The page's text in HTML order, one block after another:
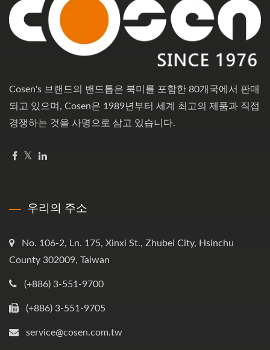
Cosen's 브랜드의 밴드톱은 북미를 포함한 80개국에서 판매
되고 있으며, Cosen은 1989년부터 세계 최고의 제품과 직접
경쟁하는 것을 사명으로 삼고 있습니다.
우리의 주소
No. 106-2, Ln. 175, Xinxi St., Zhubei City, Hsinchu
County 302009, Taiwan
(+886) 3-551-9700
(+886) 3-551-9705
service@cosen.com.tw